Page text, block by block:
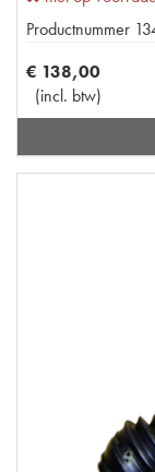
Productnummer
€ 138,00
(incl. btw)